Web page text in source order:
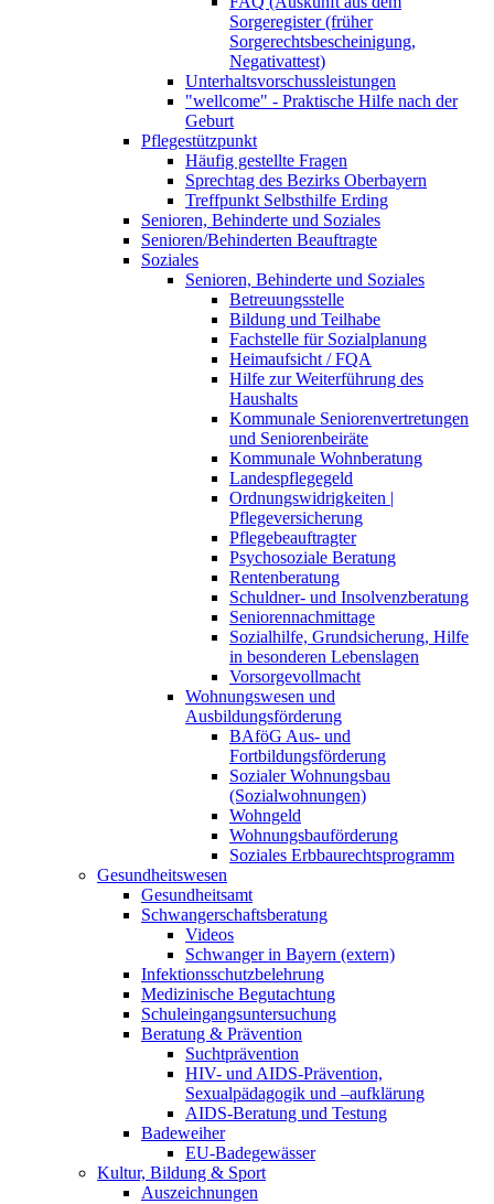
Sorgeregister (früher
Sorgerechtsbescheinigung,
Negativattest)
Unterhaltsvorschussleistungen
"wellcome" - Praktische Hilfe nach der
Geburt
Pflegestützpunkt
Häufig gestellte Fragen
Sprechtag des Bezirks Oberbayern
Treffpunkt Selbsthilfe Erding
Senioren, Behinderte und Soziales
Senioren/Behinderten Beauftragte
Soziales
Senioren, Behinderte und Soziales
Betreuungsstelle
Bildung und Teilhabe
Fachstelle für Sozialplanung
Heimaufsicht / FQA
Hilfe zur Weiterführung des
Haushalts
Kommunale Seniorenvertretungen
und Seniorenbeiräte
Kommunale Wohnberatung
Landespflegegeld
Ordnungswidrigkeiten |
Pflegeversicherung
Pflegebeauftragter
Psychosoziale Beratung
Rentenberatung
Schuldner- und Insolvenzberatung
Seniorennachmittage
Sozialhilfe, Grundsicherung, Hilfe
in besonderen Lebenslagen
Vorsorgevollmacht
Wohnungswesen und
Ausbildungsförderung
BAföG Aus- und
Fortbildungsförderung
Sozialer Wohnungsbau
(Sozialwohnungen)
Wohngeld
Wohnungsbauförderung
Soziales Erbbaurechtsprogramm
Gesundheitswesen
Gesundheitsamt
Schwangerschaftsberatung
Videos
Schwanger in Bayern (extern)
Infektionsschutzbelehrung
Medizinische Begutachtung
Schuleingangsuntersuchung
Beratung & Prävention
Suchtprävention
HIV- und AIDS-Prävention,
Sexualpädagogik und –aufklärung
AIDS-Beratung und Testung
Badeweiher
EU-Badegewässer
Kultur, Bildung & Sport
Auszeichnungen